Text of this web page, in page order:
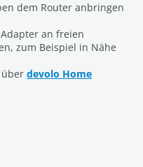
dem Router anbringen
an freien
zum Beispiel in Nähe
über devolo Home